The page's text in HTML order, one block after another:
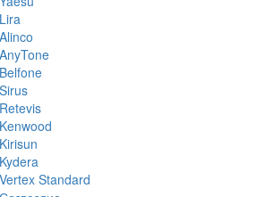
Lira
Alinco
AnyTone
Belfone
Sirus
Retevis
Kenwood
Kirisun
Kydera
Vertex Standard